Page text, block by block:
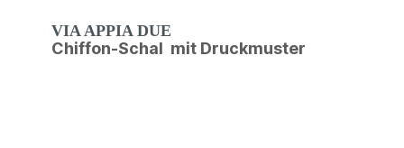
VIA APPIA DUE
Chiffon-Schal mit Druckmuster